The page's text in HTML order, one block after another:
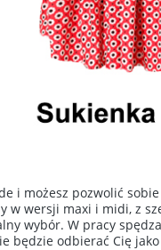
i możesz pozwolić
w wersji maxi i midi, z
wybór. W pracy
będzie odbierać Cię